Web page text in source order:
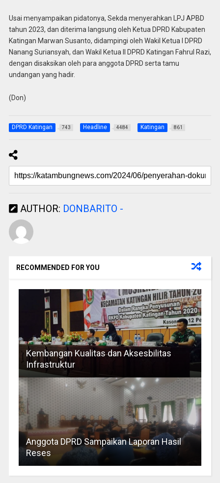
Usai menyampaikan pidatonya, Sekda menyerahkan LPJ APBD
tahun 2023, dan diterima langsung oleh Ketua DPRD Kabupaten
Katingan Marwan Susanto, didampingi oleh Wakil Ketua I DPRD
Nanang Suriansyah, dan Wakil Ketua II DPRD Katingan Fahrul Razi,
dengan disaksikan oleh para anggota DPRD serta tamu
undangan yang hadir.
(Don)
DPRD Katingan 743 Headline 4484 Katingan 861
AUTHOR: DONBARITO -
RECOMMENDED FOR YOU
Kembangan Kualitas dan Aksesbilitas
Infrastruktur
Anggota DPRD Sampaikan Laporan Hasil
Reses